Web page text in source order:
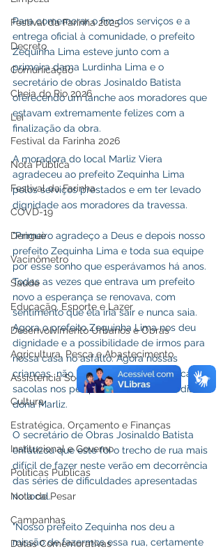
Festival da Farinha 2025
Decreto
Comunicação
Cheia do Rio 2026
Lei
Festival da Farinha 2026
Nota Pública
Festival da Farinha
COVD-19
Dengue
Vacinômetro
Saúde
Educação, Esporte e Lazer
Desenvolvimento Urbanos e Obras
Agricultura, Pesca e Abastecimento
Assistência Social
Cultura
Estratégica, Orçamento e Finanças
Institucional e Governo
Políticas Públicas
Nota de Pesar
Campanhas
Datas Comemorativas
Para comemorar o fim dos serviços e a
entrega oficial à comunidade, o prefeito
Zequinha Lima esteve junto com a
primeira dama Lurdinha Lima e o
secretário de obras Josinaldo Batista
oferecendo um lanche aos moradores que
estavam extremamente felizes com a
finalização da obra.
A moradora do local Marliz Viera
agradeceu ao prefeito Zequinha Lima
pelos serviços prestados e em ter levado
dignidade aos moradores da travessa.
"Primeiro agradeço a Deus e depois nosso
prefeito Zequinha Lima e toda sua equipe
por esse sonho que esperávamos há anos.
Todas as vezes que entrava um prefeito
novo a esperança se renovava, com
sentimento que ela iria sair e nunca saia.
Agora o prefeito Zequinha Lima nos deu
dignidade e a possibilidade de irmos para
nossa casa no asfalto. Agora nossas
crianças  não irão mais precisas colocar
sacolas nos pés para irem à escola”, disse
dona Marliz.
O secretário de Obras Josinaldo Batista
enfatizou que este foi o trecho de rua mais
difícil de fazer neste verão em decorrência
das séries de dificuldades apresentadas
no local.
"Nosso prefeito Zequinha nos deu a
missão de fazermos essa rua, certamente